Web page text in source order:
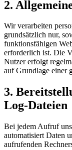
2.
Wir verarbeiten
grundsätzlich nur,
funktionsfähigen
erforderlich ist. Die
Nutzer erfolgt
auf Grundlage einer
3.
Log-Dateien
Bei jedem Aufruf
automatisiert Daten
aufrufenden